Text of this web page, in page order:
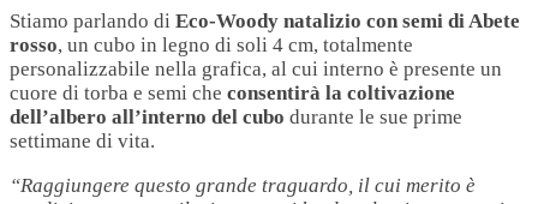
Stiamo parlando di Eco-Woody natalizio con semi di Abete
rosso, un cubo in legno di soli 4 cm, totalmente
personalizzabile nella grafica, al cui interno è presente un
cuore di torba e semi che consentirà la coltivazione
dell’albero all’interno del cubo durante le sue prime
settimane di vita.
“Raggiungere questo grande traguardo, il cui merito è